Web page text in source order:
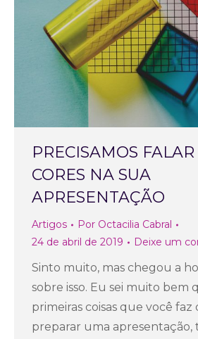
PRECISAMOS
CORES NA SUA
APRESENTAÇÃO
Artigos Por Octacilia Cabral
24 de abril de 2019
Deixe um
Sinto muito, mas chegou a
sobre isso. Eu sei muito bem
primeiras coisas que você
preparar uma